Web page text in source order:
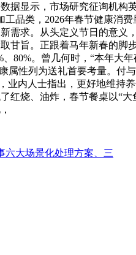
据显示，市场研究征询机
品类，2026年春节健康消
需求。从头定义节日的意
甘旨。正跟着马年新春的
80%。曾几何时，“本年大
属性列为送礼首要考量。
业内人士指出，更好地维
红烧、油炸，春节餐桌以“
六大场景化处理方案、三